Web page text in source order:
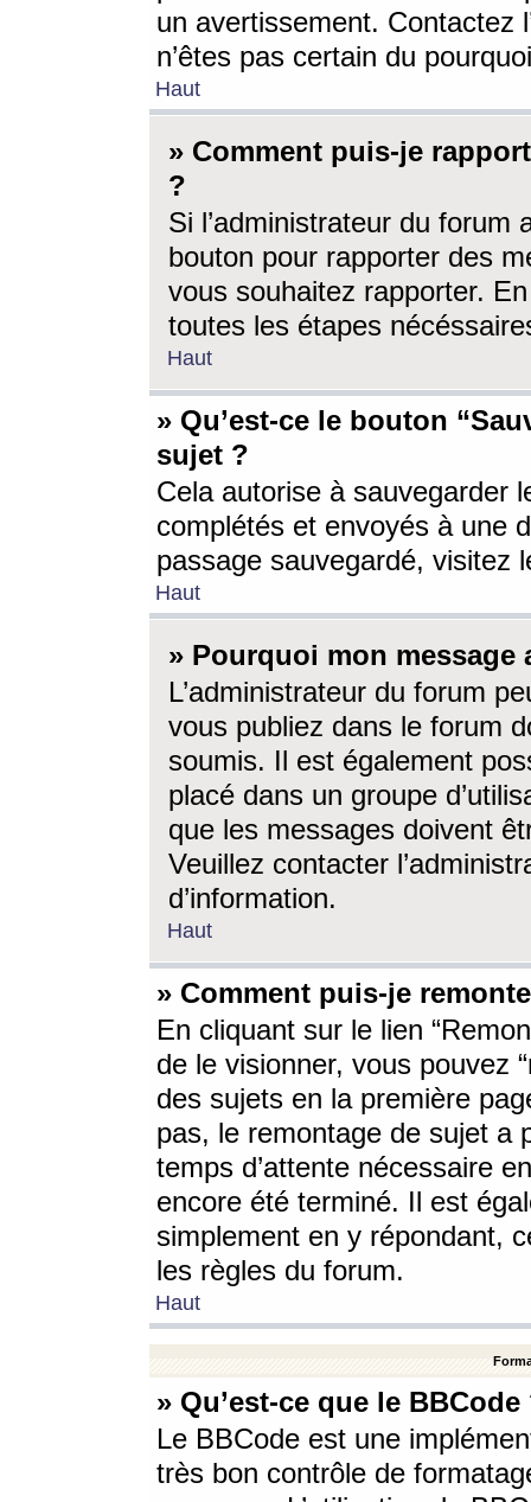
un avertissement. Contactez
n’êtes pas certain du
Haut
» Comment puis-je
?
Si l’administrateur du forum
bouton pour rapporter des
vous souhaitez rapporter.
toutes les étapes
Haut
» Qu’est-ce le bouton
sujet ?
Cela autorise à sauvegarder
complétés et envoyés à une
passage sauvegardé, visitez
Haut
» Pourquoi mon message
L’administrateur du forum
vous publiez dans le forum
soumis. Il est également
placé dans un groupe
que les messages doivent
Veuillez contacter
d’information.
Haut
» Comment puis-je
En cliquant sur le lien
de le visionner, vous pouvez
des sujets en la première
pas, le remontage de sujet a
temps d’attente nécessaire
encore été terminé. Il est
simplement en y répondant,
les règles du forum.
Haut
» Qu’est-ce que le BBCode
Le BBCode est une
très bon contrôle de